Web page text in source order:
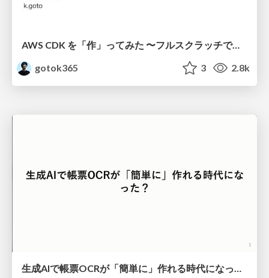
AWS CDK を「作」ってみた 〜フルスクラッチで見えた CDK の裏側〜 / aws-cdk-from-scratch
gotok365
3 2.8k
生成AIで帳票OCRが「簡単に」作れる時代になった？